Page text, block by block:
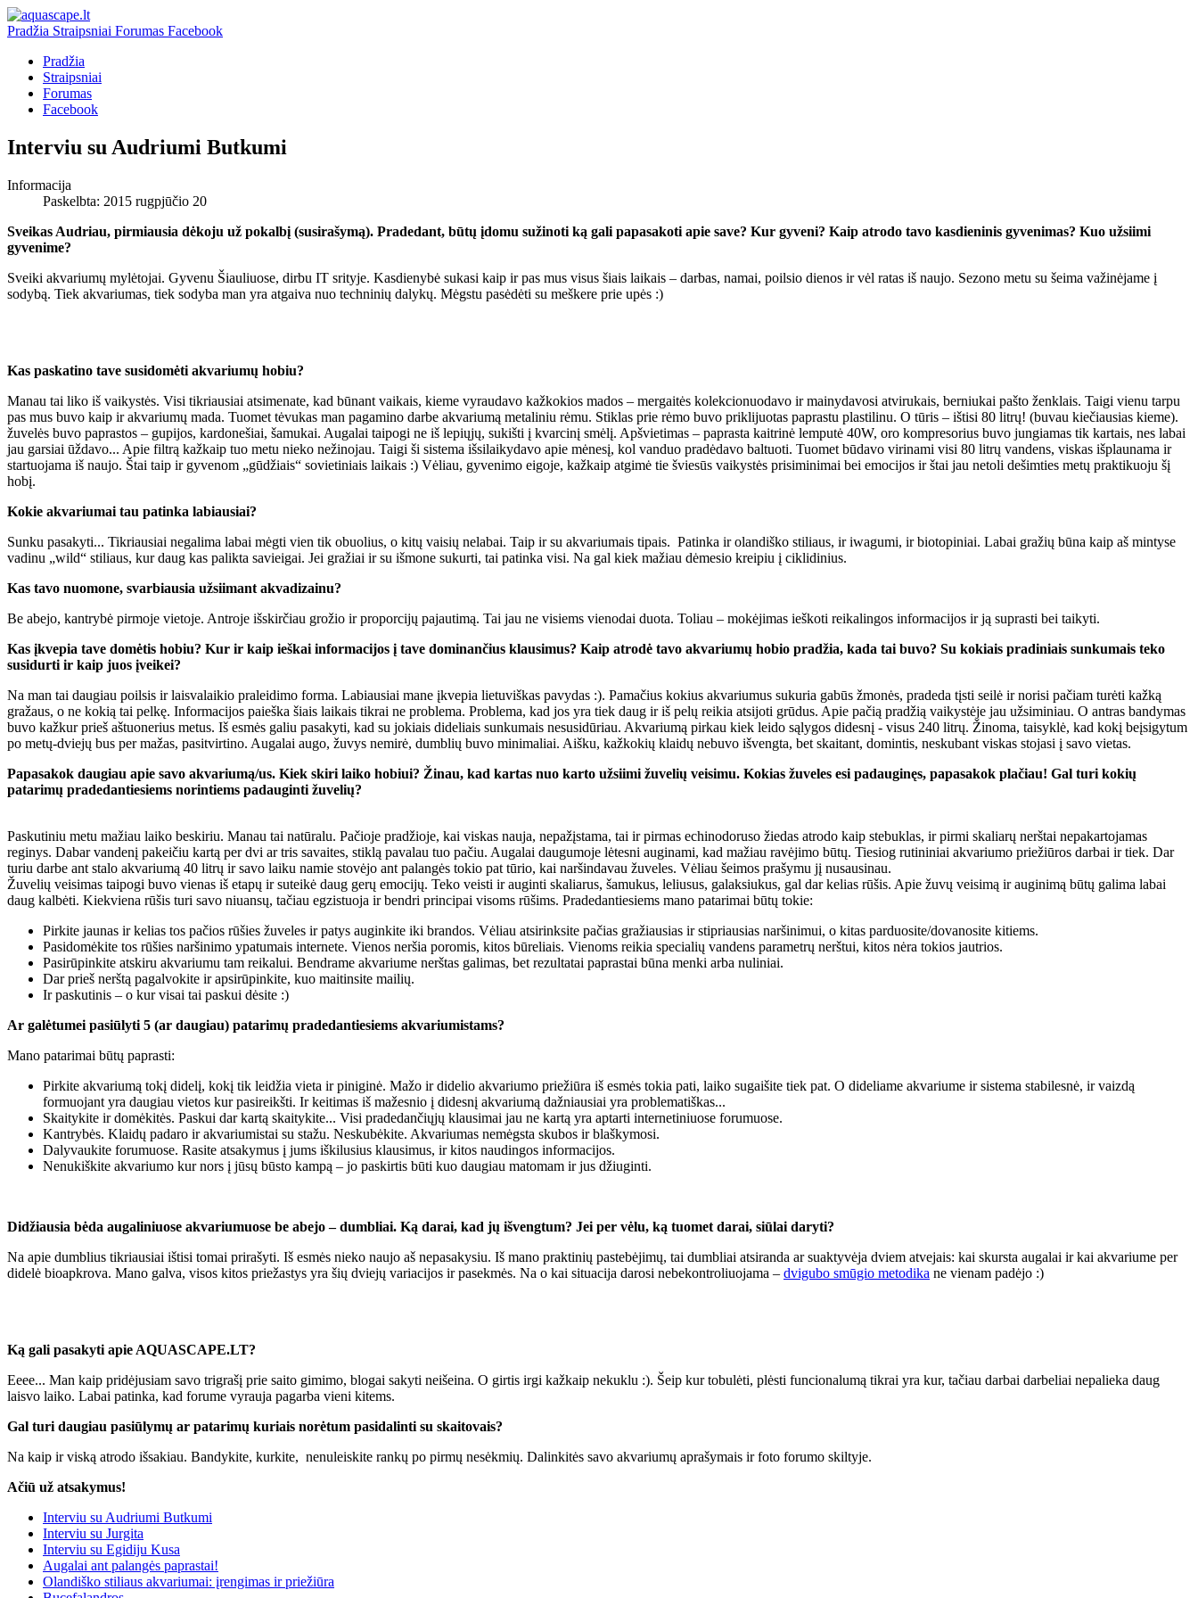
Pradžia Straipsniai Forumas Facebook
Pradžia
Straipsniai
Forumas
Facebook
Interviu su Audriumi Butkumi
Informacija
Paskelbta: 2015 rugpjūčio 20
Sveikas Audriau, pirmiausia dėkoju už pokalbį (susirašymą). Pradedant, būtų įdomu sužinoti ką gali papasakoti apie save? Kur gyveni? Kaip atrodo tavo kasdieninis gyvenimas? Kuo užsiimi
gyvenime?
Sveiki akvariumų mylėtojai. Gyvenu Šiauliuose, dirbu IT srityje. Kasdienybė sukasi kaip ir pas mus visus šiais laikais – darbas, namai, poilsio dienos ir vėl ratas iš naujo. Sezono metu su šeima važinėjame į
sodybą. Tiek akvariumas, tiek sodyba man yra atgaiva nuo techninių dalykų. Mėgstu pasėdėti su meškere prie upės :)
Kas paskatino tave susidomėti akvariumų hobiu?
Manau tai liko iš vaikystės. Visi tikriausiai atsimenate, kad būnant vaikais, kieme vyraudavo kažkokios mados – mergaitės kolekcionuodavo ir mainydavosi atvirukais, berniukai pašto ženklais. Taigi vienu tarpu
pas mus buvo kaip ir akvariumų mada. Tuomet tėvukas man pagamino darbe akvariumą metaliniu rėmu. Stiklas prie rėmo buvo priklijuotas paprastu plastilinu. O tūris – ištisi 80 litrų! (buvau kiečiausias kieme).
žuvelės buvo paprastos – gupijos, kardonešiai, šamukai. Augalai taipogi ne iš lepiųjų, sukišti į kvarcinį smėlį. Apšvietimas – paprasta kaitrinė lemputė 40W, oro kompresorius buvo jungiamas tik kartais, nes labai
jau garsiai ūždavo... Apie filtrą kažkaip tuo metu nieko nežinojau. Taigi ši sistema išsilaikydavo apie mėnesį, kol vanduo pradėdavo baltuoti. Tuomet būdavo virinami visi 80 litrų vandens, viskas išplaunama ir
startuojama iš naujo. Štai taip ir gyvenom „gūdžiais“ sovietiniais laikais :) Vėliau, gyvenimo eigoje, kažkaip atgimė tie šviesūs vaikystės prisiminimai bei emocijos ir štai jau netoli dešimties metų praktikuoju šį
hobį.
Kokie akvariumai tau patinka labiausiai?
Sunku pasakyti... Tikriausiai negalima labai mėgti vien tik obuolius, o kitų vaisių nelabai. Taip ir su akvariumais tipais. Patinka ir olandiško stiliaus, ir iwagumi, ir biotopiniai. Labai gražių būna kaip aš mintyse
vadinu „wild“ stiliaus, kur daug kas palikta savieigai. Jei gražiai ir su išmone sukurti, tai patinka visi. Na gal kiek mažiau dėmesio kreipiu į ciklidinius.
Kas tavo nuomone, svarbiausia užsiimant akvadizainu?
Be abejo, kantrybė pirmoje vietoje. Antroje išskirčiau grožio ir proporcijų pajautimą. Tai jau ne visiems vienodai duota. Toliau – mokėjimas ieškoti reikalingos informacijos ir ją suprasti bei taikyti.
Kas įkvepia tave domėtis hobiu? Kur ir kaip ieškai informacijos į tave dominančius klausimus? Kaip atrodė tavo akvariumų hobio pradžia, kada tai buvo? Su kokiais pradiniais sunkumais teko
susidurti ir kaip juos įveikei?
Na man tai daugiau poilsis ir laisvalaikio praleidimo forma. Labiausiai mane įkvepia lietuviškas pavydas :). Pamačius kokius akvariumus sukuria gabūs žmonės, pradeda tįsti seilė ir norisi pačiam turėti kažką
gražaus, o ne kokią tai pelkę. Informacijos paieška šiais laikais tikrai ne problema. Problema, kad jos yra tiek daug ir iš pelų reikia atsijoti grūdus. Apie pačią pradžią vaikystėje jau užsiminiau. O antras bandymas
buvo kažkur prieš aštuonerius metus. Iš esmės galiu pasakyti, kad su jokiais dideliais sunkumais nesusidūriau. Akvariumą pirkau kiek leido sąlygos didesnį - visus 240 litrų. Žinoma, taisyklė, kad kokį beįsigytum
po metų-dviejų bus per mažas, pasitvirtino. Augalai augo, žuvys nemirė, dumblių buvo minimaliai. Aišku, kažkokių klaidų nebuvo išvengta, bet skaitant, domintis, neskubant viskas stojasi į savo vietas.
Papasakok daugiau apie savo akvariumą/us. Kiek skiri laiko hobiui? Žinau, kad kartas nuo karto užsiimi žuvelių veisimu. Kokias žuveles esi padauginęs, papasakok plačiau! Gal turi kokių
patarimų pradedantiesiems norintiems padauginti žuvelių?
Paskutiniu metu mažiau laiko beskiriu. Manau tai natūralu. Pačioje pradžioje, kai viskas nauja, nepažįstama, tai ir pirmas echinodoruso žiedas atrodo kaip stebuklas, ir pirmi skaliarų nerštai nepakartojamas
reginys. Dabar vandenį pakeičiu kartą per dvi ar tris savaites, stiklą pavalau tuo pačiu. Augalai daugumoje lėtesni auginami, kad mažiau ravėjimo būtų. Tiesiog rutininiai akvariumo priežiūros darbai ir tiek. Dar
turiu darbe ant stalo akvariumą 40 litrų ir savo laiku namie stovėjo ant palangės tokio pat tūrio, kai naršindavau žuveles. Vėliau šeimos prašymu jį nusausinau.
Žuvelių veisimas taipogi buvo vienas iš etapų ir suteikė daug gerų emocijų. Teko veisti ir auginti skaliarus, šamukus, leliusus, galaksiukus, gal dar kelias rūšis. Apie žuvų veisimą ir auginimą būtų galima labai
daug kalbėti. Kiekviena rūšis turi savo niuansų, tačiau egzistuoja ir bendri principai visoms rūšims. Pradedantiesiems mano patarimai būtų tokie:
Pirkite jaunas ir kelias tos pačios rūšies žuveles ir patys auginkite iki brandos. Vėliau atsirinksite pačias gražiausias ir stipriausias naršinimui, o kitas parduosite/dovanosite kitiems.
Pasidomėkite tos rūšies naršinimo ypatumais internete. Vienos neršia poromis, kitos būreliais. Vienoms reikia specialių vandens parametrų nerštui, kitos nėra tokios jautrios.
Pasirūpinkite atskiru akvariumu tam reikalui. Bendrame akvariume nerštas galimas, bet rezultatai paprastai būna menki arba nuliniai.
Dar prieš nerštą pagalvokite ir apsirūpinkite, kuo maitinsite mailių.
Ir paskutinis – o kur visai tai paskui dėsite :)
Ar galėtumei pasiūlyti 5 (ar daugiau) patarimų pradedantiesiems akvariumistams?
Mano patarimai būtų paprasti:
Pirkite akvariumą tokį didelį, kokį tik leidžia vieta ir piniginė. Mažo ir didelio akvariumo priežiūra iš esmės tokia pati, laiko sugaišite tiek pat. O dideliame akvariume ir sistema stabilesnė, ir vaizdą
formuojant yra daugiau vietos kur pasireikšti. Ir keitimas iš mažesnio į didesnį akvariumą dažniausiai yra problematiškas...
Skaitykite ir domėkitės. Paskui dar kartą skaitykite... Visi pradedančiųjų klausimai jau ne kartą yra aptarti internetiniuose forumuose.
Kantrybės. Klaidų padaro ir akvariumistai su stažu. Neskubėkite. Akvariumas nemėgsta skubos ir blaškymosi.
Dalyvaukite forumuose. Rasite atsakymus į jums iškilusius klausimus, ir kitos naudingos informacijos.
Nenukiškite akvariumo kur nors į jūsų būsto kampą – jo paskirtis būti kuo daugiau matomam ir jus džiuginti.
Didžiausia bėda augaliniuose akvariumuose be abejo – dumbliai. Ką darai, kad jų išvengtum? Jei per vėlu, ką tuomet darai, siūlai daryti?
Na apie dumblius tikriausiai ištisi tomai prirašyti. Iš esmės nieko naujo aš nepasakysiu. Iš mano praktinių pastebėjimų, tai dumbliai atsiranda ar suaktyvėja dviem atvejais: kai skursta augalai ir kai akvariume per
didelė bioapkrova. Mano galva, visos kitos priežastys yra šių dviejų variacijos ir pasekmės. Na o kai situacija darosi nebekontroliuojama – dvigubo smūgio metodika ne vienam padėjo :)
Ką gali pasakyti apie AQUASCAPE.LT?
Eeee... Man kaip pridėjusiam savo trigrašį prie saito gimimo, blogai sakyti neišeina. O girtis irgi kažkaip nekuklu :). Šeip kur tobulėti, plėsti funcionalumą tikrai yra kur, tačiau darbai darbeliai nepalieka daug
laisvo laiko. Labai patinka, kad forume vyrauja pagarba vieni kitems.
Gal turi daugiau pasiūlymų ar patarimų kuriais norėtum pasidalinti su skaitovais?
Na kaip ir viską atrodo išsakiau. Bandykite, kurkite, nenuleiskite rankų po pirmų nesėkmių. Dalinkitės savo akvariumų aprašymais ir foto forumo skiltyje.
Ačiū už atsakymus!
Interviu su Audriumi Butkumi
Interviu su Jurgita
Interviu su Egidiju Kusa
Augalai ant palangės paprastai!
Olandiško stiliaus akvariumai: įrengimas ir priežiūra